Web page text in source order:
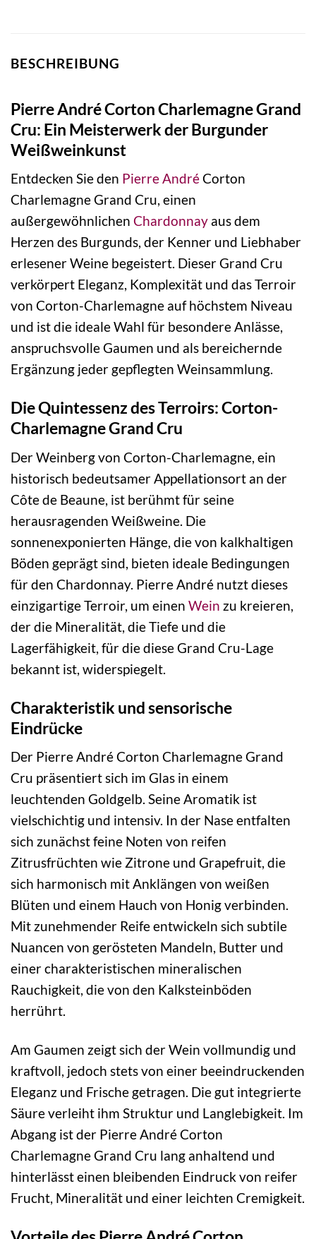
BESCHREIBUNG
Pierre André Corton Charlemagne Grand
Cru: Ein Meisterwerk der Burgunder
Weißweinkunst
Entdecken Sie den Pierre AndréCorton
Charlemagne Grand Cru, einen
außergewöhnlichen Chardonnay aus dem
Herzen des Burgunds, der Kenner und Liebhaber
erlesener Weine begeistert. Dieser Grand Cru
verkörpert Eleganz, Komplexität und das Terroir
von Corton-Charlemagne auf höchstem Niveau
und ist die ideale Wahl für besondere Anlässe,
anspruchsvolle Gaumen und als bereichernde
Ergänzung jeder gepflegten Weinsammlung.
Die Quintessenz des Terroirs: Corton-
Charlemagne Grand Cru
Der Weinberg von Corton-Charlemagne, ein
historisch bedeutsamer Appellationsort an der
Côte de Beaune, ist berühmt für seine
herausragenden Weißweine. Die
sonnenexponierten Hänge, die von kalkhaltigen
Böden geprägt sind, bieten ideale Bedingungen
für den Chardonnay. Pierre André nutzt dieses
einzigartige Terroir, um einen Wein zu kreieren,
der die Mineralität, die Tiefe und die
Lagerfähigkeit, für die diese Grand Cru-Lage
bekannt ist, widerspiegelt.
Charakteristik und sensorische
Eindrücke
Der Pierre André Corton Charlemagne Grand
Cru präsentiert sich im Glas in einem
leuchtenden Goldgelb. Seine Aromatik ist
vielschichtig und intensiv. In der Nase entfalten
sich zunächst feine Noten von reifen
Zitrusfrüchten wie Zitrone und Grapefruit, die
sich harmonisch mit Anklängen von weißen
Blüten und einem Hauch von Honig verbinden.
Mit zunehmender Reife entwickeln sich subtile
Nuancen von gerösteten Mandeln, Butter und
einer charakteristischen mineralischen
Rauchigkeit, die von den Kalksteinböden
herrührt.
Am Gaumen zeigt sich der Wein vollmundig und
kraftvoll, jedoch stets von einer beeindruckenden
Eleganz und Frische getragen. Die gut integrierte
Säure verleiht ihm Struktur und Langlebigkeit. Im
Abgang ist der Pierre André Corton
Charlemagne Grand Cru lang anhaltend und
hinterlässt einen bleibenden Eindruck von reifer
Frucht, Mineralität und einer leichten Cremigkeit.